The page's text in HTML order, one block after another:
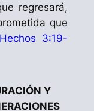
regresará,
que
Hechos 3:19-
Y